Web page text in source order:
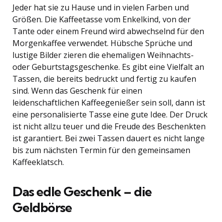
Jeder hat sie zu Hause und in vielen Farben und
Größen. Die Kaffeetasse vom Enkelkind, von der
Tante oder einem Freund wird abwechselnd für den
Morgenkaffee verwendet. Hübsche Sprüche und
lustige Bilder zieren die ehemaligen Weihnachts-
oder Geburtstagsgeschenke. Es gibt eine Vielfalt an
Tassen, die bereits bedruckt und fertig zu kaufen
sind. Wenn das Geschenk für einen
leidenschaftlichen Kaffeegenießer sein soll, dann ist
eine personalisierte Tasse eine gute Idee. Der Druck
ist nicht allzu teuer und die Freude des Beschenkten
ist garantiert. Bei zwei Tassen dauert es nicht lange
bis zum nächsten Termin für den gemeinsamen
Kaffeeklatsch.
Das edle Geschenk – die
Geldbörse